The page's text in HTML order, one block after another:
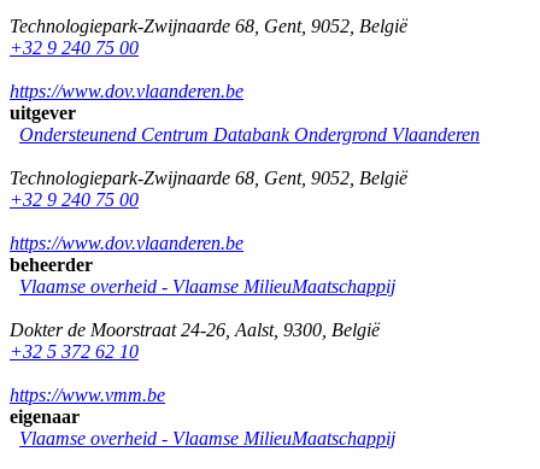
Technologiepark-Zwijnaarde 68 Gent, 9052 België
+32 9 240 75 00
https://www.dov.vlaanderen.be
uitgever
Ondersteunend Centrum Databank Ondergrond Vlaanderen
Technologiepark-Zwijnaarde 68 Gent, 9052 België
+32 9 240 75 00
https://www.dov.vlaanderen.be
beheerder
Vlaamse overheid - Vlaamse MilieuMaatschappij
Dokter de Moorstraat 24-26 Aalst, 9300 België
+32 5 372 62 10
https://www.vmm.be
eigenaar
Vlaamse overheid - Vlaamse MilieuMaatschappij